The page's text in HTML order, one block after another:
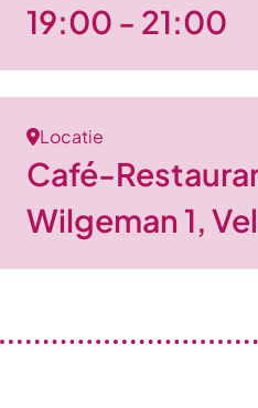
19:00 - 21:00
Locatie
Café-
Wilgeman 1,